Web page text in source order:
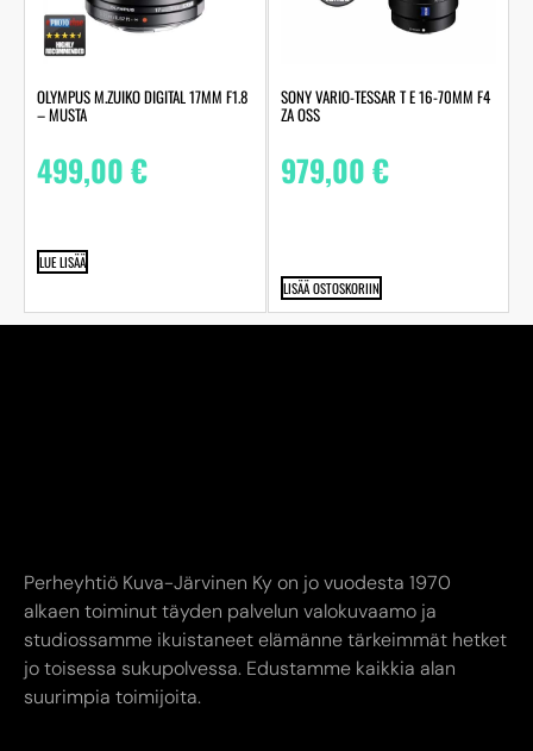
OLYMPUS M.ZUIKO DIGITAL 17MM F1.8
– MUSTA
499,00€
LUE LISÄÄ
SONY VARIO-TESSAR T E 16-70MM F4
ZA OSS
979,00€
LISÄÄ OSTOSKORIIN
Perheyhtiö Kuva-Järvinen Ky on jo vuodesta 1970
alkaen toiminut täyden palvelun valokuvaamo ja
studiossamme ikuistaneet elämänne tärkeimmät hetket
jo toisessa sukupolvessa. Edustamme kaikkia alan
suurimpia toimijoita.